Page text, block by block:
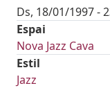
Ds, 18/01/1997 -
Espai
Nova Jazz Cava
Estil
Jazz